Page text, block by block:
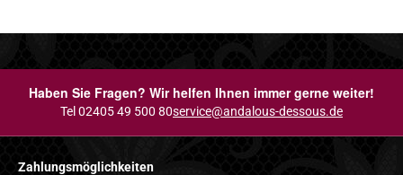
Haben Sie Fragen? Wir helfen Ihnen immer gerne weiter!
Tel 02405 49 500 80service@andalous-dessous.de
Zahlungsmöglichkeiten